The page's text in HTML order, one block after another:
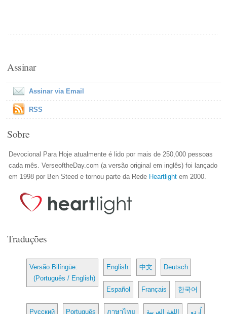
Assinar
Assinar via Email
RSS
Sobre
Devocional Para Hoje atualmente é lido por mais de 250,000 pessoas
cada mês. VerseoftheDay.com (a versão original em inglês) foi lançado
em 1998 por Ben Steed e tornou parte da Rede Heartlight em 2000.
Traduções
Versão Bilíngüe:
(Português / English)
English 中文 Deutsch
Español Français 한국어
Русский Português ภาษาไทย اللغة العربية اُردو